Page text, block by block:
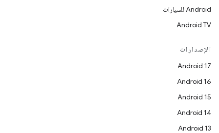
Android للسيارات
Android TV
الإصدارات
Android 17
Android 16
Android 15
Android 14
Android 13